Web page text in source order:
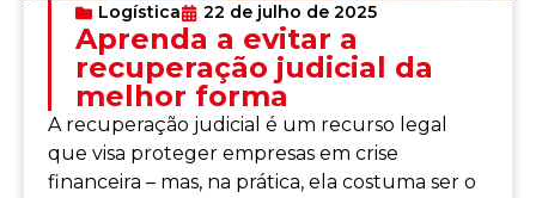
Logística 22 de julho de 2025
Aprenda a evitar a
recuperação judicial da
melhor forma
A recuperação judicial é um recurso legal
que visa proteger empresas em crise
financeira – mas, na prática, ela costuma ser o